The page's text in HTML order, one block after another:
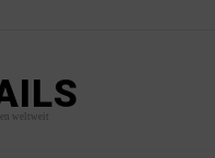
weltweit